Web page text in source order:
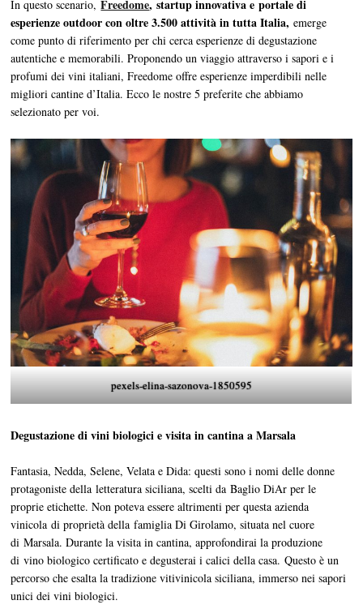
In questo scenario,Freedome, startup innovativa e portale di
esperienze outdoor con oltre 3.500 attività in tutta Italia, emerge
come punto di riferimento per chi cerca esperienze di degustazione
autentiche e memorabili. Proponendo un viaggio attraverso i sapori e i
profumi dei vini italiani, Freedome offre esperienze imperdibili nelle
migliori cantine d’Italia. Ecco le nostre 5 preferite che abbiamo
selezionato per voi.
pexels-elina-sazonova-1850595
Degustazione di vini biologici e visita in cantina a Marsala
Fantasia, Nedda, Selene, Velata e Dida: questi sono i nomi delle donne
protagoniste della letteratura siciliana, scelti da Baglio DiAr per le
proprie etichette. Non poteva essere altrimenti per questa azienda
vinicola di proprietà della famiglia Di Girolamo, situata nel cuore
di Marsala. Durante la visita in cantina, approfondirai la produzione
di vino biologico certificato e degusterai i calici della casa. Questo è un
percorso che esalta la tradizione vitivinicola siciliana, immerso nei sapori
unici dei vini biologici.